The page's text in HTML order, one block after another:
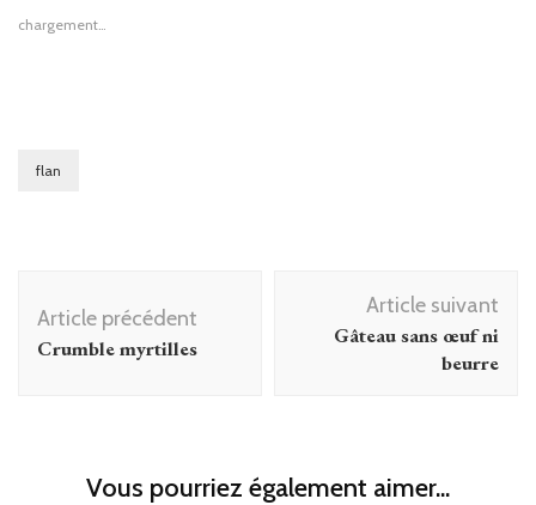
chargement…
flan
d'article
Article précédent
Crumble myrtilles
Article suivant
Gâteau sans œuf ni
beurre
Vous pourriez également aimer...